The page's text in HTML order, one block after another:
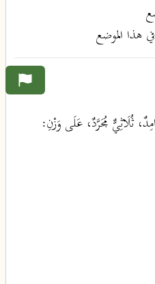
هذا الموضع
ثُلَاثِيٌّ مُجَرَّدٌ، عَلَى وَزْنِ: